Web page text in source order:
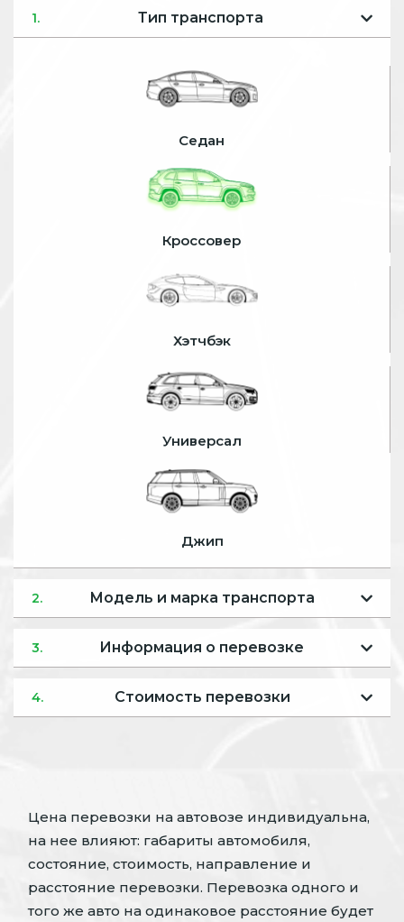
1. Тип транспорта
Седан
Кроссовер
Хэтчбэк
Универсал
Джип
2. Модель и марка транспорта
3. Информация о перевозке
4. Стоимость перевозки
Цена перевозки на автовозе индивидуальна,
на нее влияют: габариты автомобиля,
состояние, стоимость, направление и
расстояние перевозки. Перевозка одного и
того же авто на одинаковое расстояние будет